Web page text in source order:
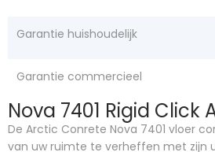
Garantie huishoudelijk
Garantie commercieel
Nova 7401 Rigid Click
De Arctic Conrete Nova 7401 vloer
van uw ruimte te verheffen met zijn